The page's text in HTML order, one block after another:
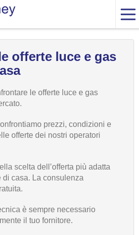
offerte luce e gas
le offerte luce e gas
prezzi, condizioni e
offerte dei nostri operatori
scelta dell’offerta più adatta
casa. La consulenza
è sempre necessario
il tuo fornitore.